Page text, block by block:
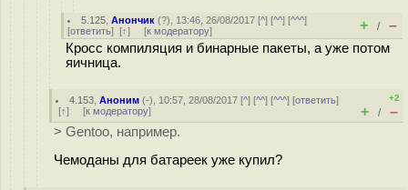
5.125 ,Анончик (?), 13:46, 26/08/2017 [^] [^^] [^^^]
[ответить] [↑] [к модератору] + / –
Кросс компиляция и бинарные пакеты, а уже потом
яичница.
4.153 ,Аноним (-), 10:57, 28/08/2017 [^] [^^] [^^^] [ответить]
[↑] [к модератору]
+2
+ / –
> Gentoo, например.
Чемоданы для батареек уже купил?